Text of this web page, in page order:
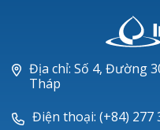
Piperacillin
Ticarlinat®
Zobacta®
Địa chỉ: Số 4, Đường
Tháp
Điện thoại: (+84) 277